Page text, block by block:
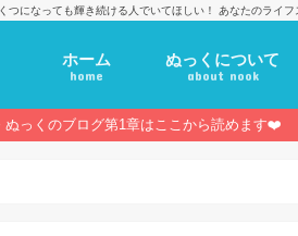
になっても輝き続ける人でいてほしい！ あなたのライ
ホーム
home
ぬっくについて
about nook
ぬっくのブログ第1章はここから読めます❤️